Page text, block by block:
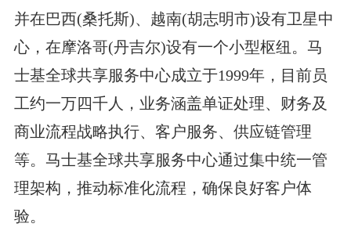
并在巴西(桑托斯)、越南(胡志明市)设有卫星中
心，在摩洛哥(丹吉尔)设有一个小型枢纽。马
士基全球共享服务中心成立于1999年，目前员
工约一万四千人，业务涵盖单证处理、财务及
商业流程战略执行、客户服务、供应链管理
等。马士基全球共享服务中心通过集中统一管
理架构，推动标准化流程，确保良好客户体
验。